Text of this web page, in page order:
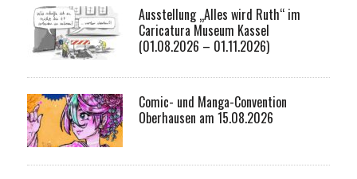
Ausstellung „Alles wird Ruth“ im
Caricatura Museum Kassel
(01.08.2026 – 01.11.2026)
Comic- und Manga-Convention
Oberhausen am 15.08.2026